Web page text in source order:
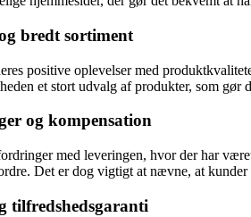
bredt sortiment
positive oplevelser med
et stort udvalg af produkter, som gør
og kompensation
med leveringen, hvor der har
Det er dog vigtigt at nævne, at
tilfredshedsgaranti